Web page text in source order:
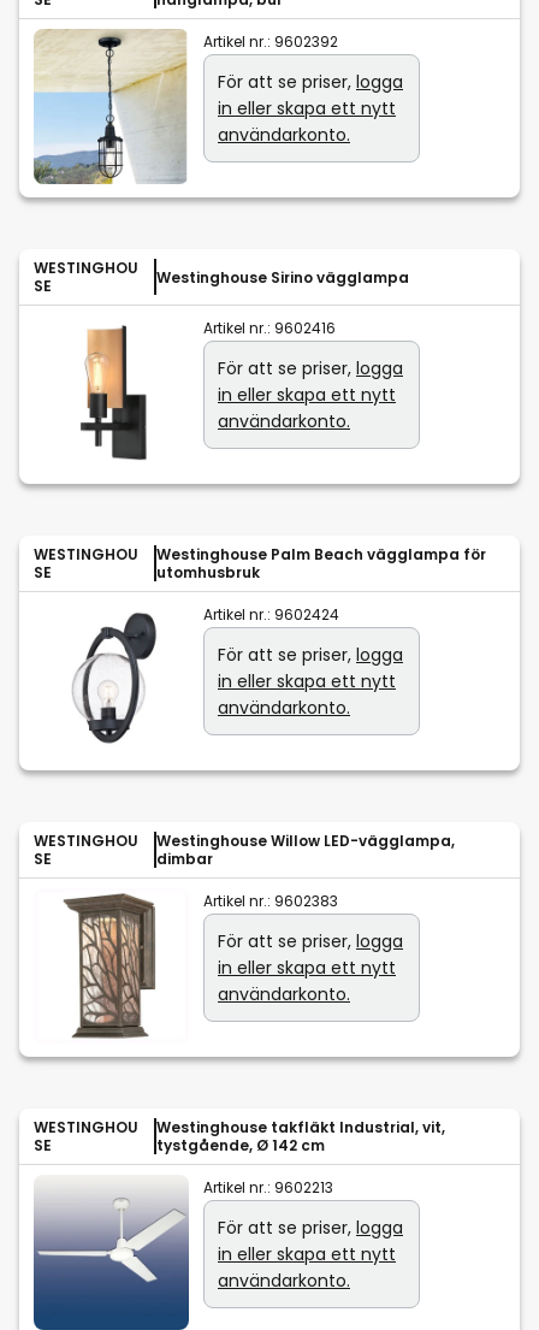
Artikel nr.: 9602392
För att se priser, logga
in eller skapa ett nytt
användarkonto.
WESTINGHOU
SE
Westinghouse Sirino vägglampa
Artikel nr.: 9602416
För att se priser, logga
in eller skapa ett nytt
användarkonto.
WESTINGHOU
SE
Westinghouse Palm Beach vägglampa för
utomhusbruk
Artikel nr.: 9602424
För att se priser, logga
in eller skapa ett nytt
användarkonto.
WESTINGHOU
SE
Westinghouse Willow LED-vägglampa,
dimbar
Artikel nr.: 9602383
För att se priser, logga
in eller skapa ett nytt
användarkonto.
WESTINGHOU
SE
Westinghouse takfläkt Industrial, vit,
tystgående, Ø 142 cm
Artikel nr.: 9602213
För att se priser, logga
in eller skapa ett nytt
användarkonto.